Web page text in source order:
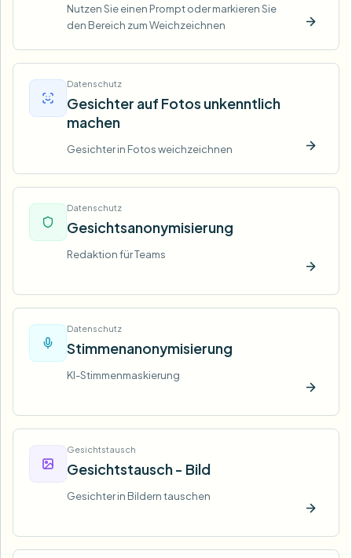
Nutzen Sie einen Prompt oder markieren Sie
den Bereich zum Weichzeichnen
Jetzt
Datenschutz
Gesichter auf Fotos unkenntlich
machen
Gesichter in Fotos weichzeichnen Jetzt
Datenschutz
Gesichtsanonymisierung
Redaktion für Teams
Jetzt
Datenschutz
Stimmenanonymisierung
KI-Stimmenmaskierung
Jetzt
Gesichtstausch
Gesichtstausch - Bild
Gesichter in Bildern tauschen
Jetzt